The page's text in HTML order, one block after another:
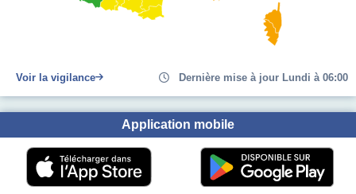
Voir la vigilance Dernière mise à jour Lundi à 06:00
Application mobile